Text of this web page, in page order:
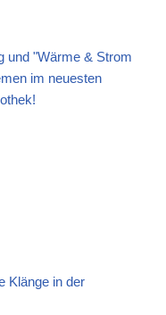
und "Wärme & Strom
im neuesten
Klänge in der